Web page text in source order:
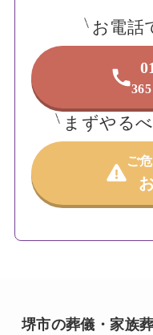
お電話
まずやる
ご
堺市の葬儀・家族